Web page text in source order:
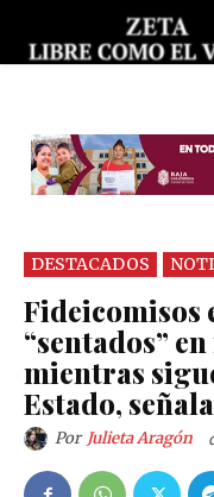
DESTACADOS
Fideicomisos
“sentados”
mientras
Estado,
Por Julieta Aragón